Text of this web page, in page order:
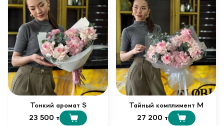
Тонкий аромат S
23 500 т
Тайный комплимент М
27 200 т